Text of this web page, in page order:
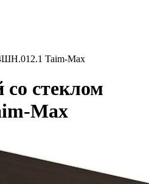
Taim-Max
стеклом
Max